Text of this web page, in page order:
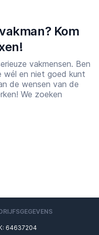
Kom
vakmensen. Ben
wél en niet goed kunt
de wensen van de
We zoeken
64637204